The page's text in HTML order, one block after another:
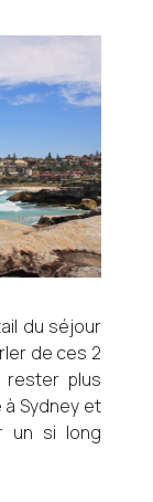
du séjour
de ces 2
rester plus
à Sydney et
un si long